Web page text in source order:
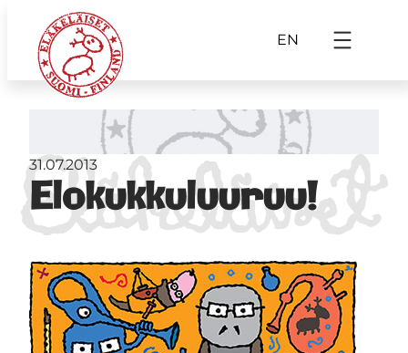
EN
Elokukkuluuruu!
31.07.2013